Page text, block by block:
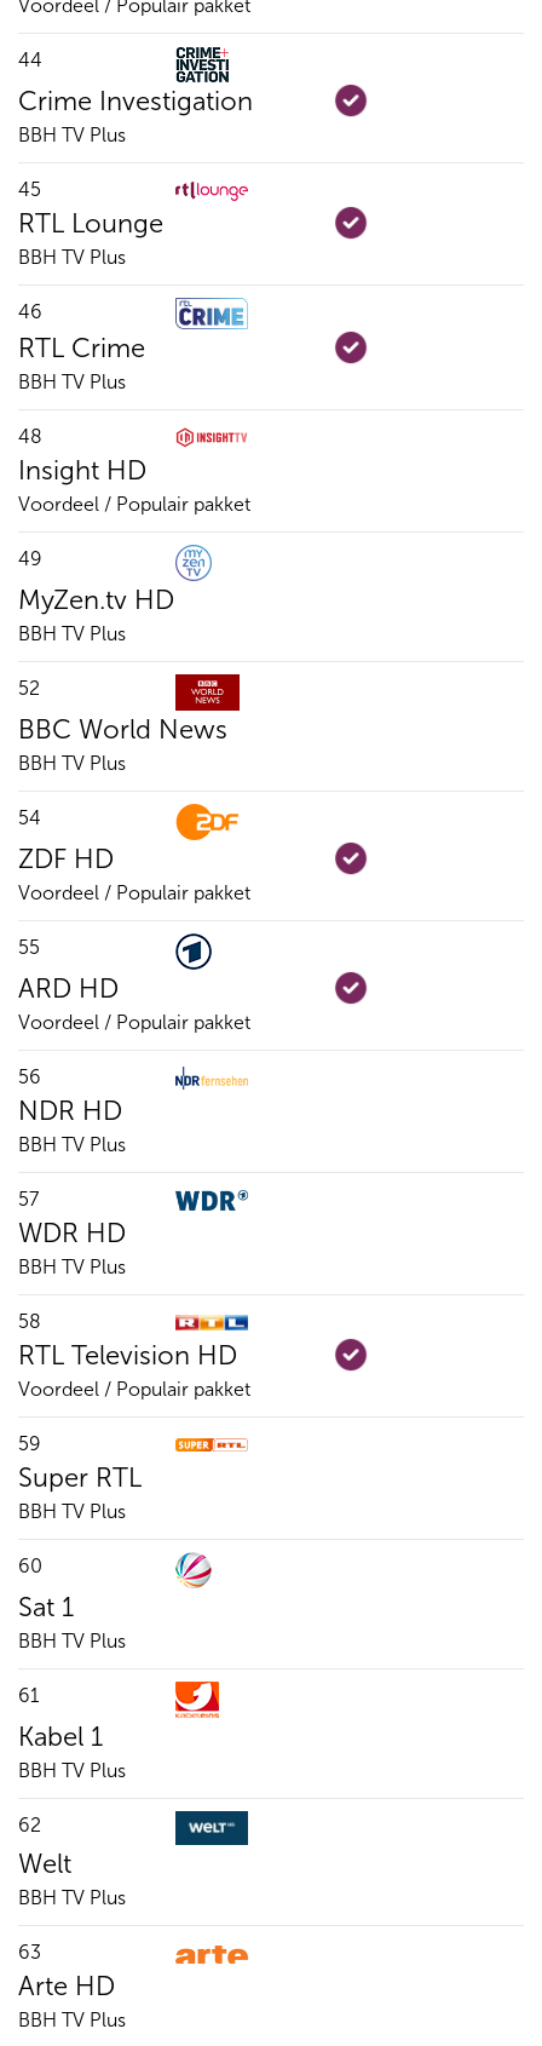
Voordeel / Populair pakket
44
Crime Investigation
BBH TV Plus
45
RTL Lounge
BBH TV Plus
46
RTL Crime
BBH TV Plus
48
Insight HD
Voordeel / Populair pakket
49
MyZen.tv HD
BBH TV Plus
52
BBC World News
BBH TV Plus
54
ZDF HD
Voordeel / Populair pakket
55
ARD HD
Voordeel / Populair pakket
56
NDR HD
BBH TV Plus
57
WDR HD
BBH TV Plus
58
RTL Television HD
Voordeel / Populair pakket
59
Super RTL
BBH TV Plus
60
Sat 1
BBH TV Plus
61
Kabel 1
BBH TV Plus
62
Welt
BBH TV Plus
63
Arte HD
BBH TV Plus